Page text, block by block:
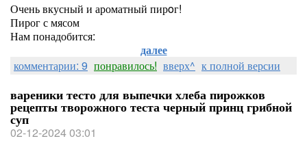
Очень вкусный и ароматный пирoг!
Пирог с мясом
Нам понадобится:
далее
комментарии: 9 понравилось! вверх^ к полной версии
вареники тесто для выпечки хлеба пирожков
рецепты творожного теста черный принц грибной
суп
02-12-2024 03:01